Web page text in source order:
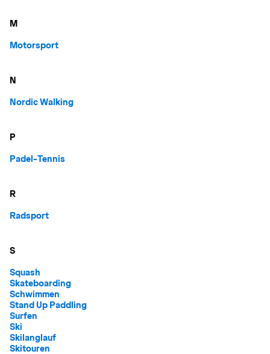
M
Motorsport
N
Nordic Walking
P
Padel-Tennis
R
Radsport
S
Squash
Skateboarding
Schwimmen
Stand Up Paddling
Surfen
Ski
Skilanglauf
Skitouren